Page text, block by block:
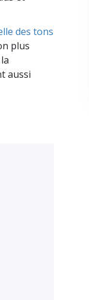
des tons
plus
aussi